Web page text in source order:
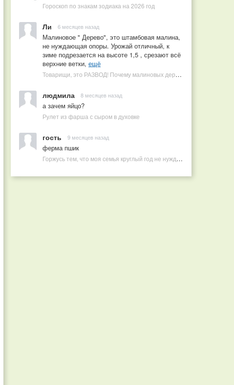
Гороскоп по знакам зодиака на 2026 год
Ли 6 месяцев назад
Малиновое " Дерево", это штамбовая малина,
не нуждающая опоры. Урожай отличный, к
зиме подрезается на высоте 1,5 , срезают всё
верхние ветки, ещё
Товарищи, это РАЗВОД! Почему малиновых деревьев не бывает, или Как ушлые продавцы наживаются на мечтах садоводов
людмила 8 месяцев назад
а зачем яйцо?
Рулет из фарша с сыром в духовке
гость 9 месяцев назад
ферма пшик
Горжусь тем, что моя семья круглый год не нуждается в покупных витаминах